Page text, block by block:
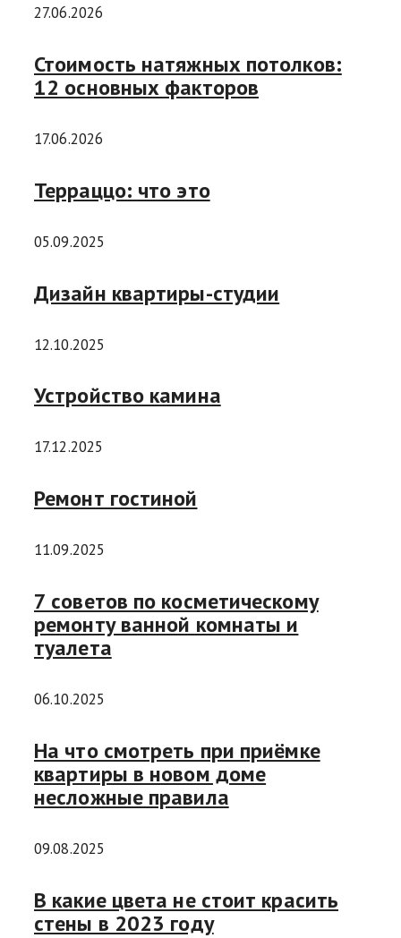
27.06.2026
Стоимость натяжных потолков:
12 основных факторов
17.06.2026
Терраццо: что это
05.09.2025
Дизайн квартиры-студии
12.10.2025
Устройство камина
17.12.2025
Ремонт гостиной
11.09.2025
7 советов по косметическому
ремонту ванной комнаты и
туалета
06.10.2025
На что смотреть при приёмке
квартиры в новом доме
несложные правила
09.08.2025
В какие цвета не стоит красить
стены в 2023 году